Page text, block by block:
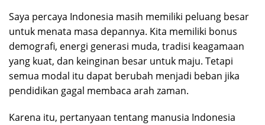
Saya percaya Indonesia masih memiliki peluang besar
untuk menata masa depannya. Kita memiliki bonus
demografi, energi generasi muda, tradisi keagamaan
yang kuat, dan keinginan besar untuk maju. Tetapi
semua modal itu dapat berubah menjadi beban jika
pendidikan gagal membaca arah zaman.
Karena itu, pertanyaan tentang manusia Indonesia